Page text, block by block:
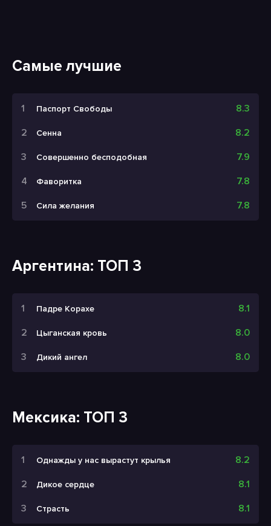
Самые лучшие
Паспорт Свободы 8.3
Сенна 8.2
Совершенно бесподобная 7.9
Фаворитка 7.8
Сила желания 7.8
Аргентина: ТОП 3
Падре Корахе 8.1
Цыганская кровь 8.0
Дикий ангел 8.0
Мексика: ТОП 3
Однажды у нас вырастут крылья 8.2
Дикое сердце 8.1
Страсть 8.1